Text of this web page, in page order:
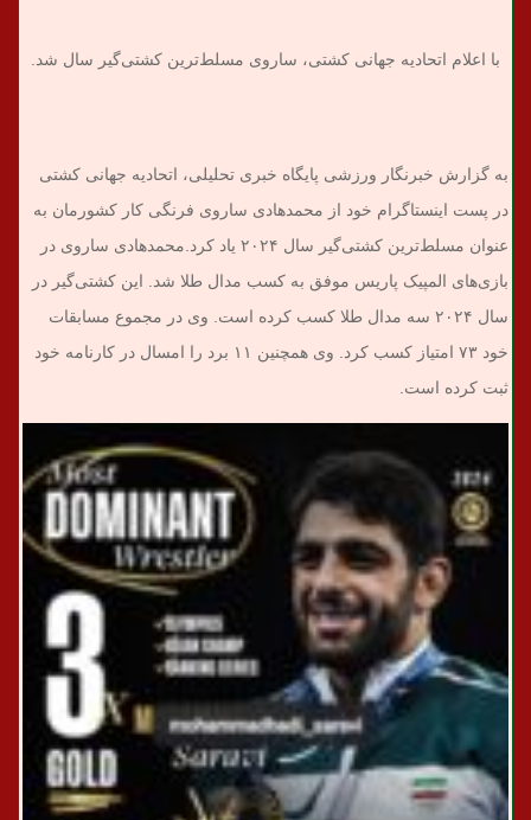
ی
با اعلام اتحادیه جهانی کشتی، ساروی مسلط‌ترین کشتی‌گیر سال شد.
به گزارش خبرنگار ورزشی پایگاه خبری تحلیلی، اتحادیه جهانی کشتی
در پست اینستاگرام خود از محمدهادی ساروی فرنگی کار کشورمان به
عنوان مسلط‌ترین کشتی‌گیر سال ۲۰۲۴ یاد کرد.
محمدهادی ساروی در
بازی‌های المپیک پاریس موفق به کسب مدال طلا شد. این کشتی‌گیر در
سال ۲۰۲۴ سه مدال طلا کسب کرده است. وی در مجموع مسابقات
خود ۷۳ امتیاز کسب کرد. وی همچنین ۱۱ برد را امسال در کارنامه خود
ثبت کرده است.